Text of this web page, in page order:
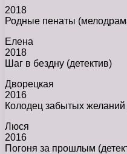
2018
Родные пенаты
Елена
2018
Шаг в бездну (детектив)
Дворецкая
2016
Колодец забытых
Люся
2016
Погоня за прошлым